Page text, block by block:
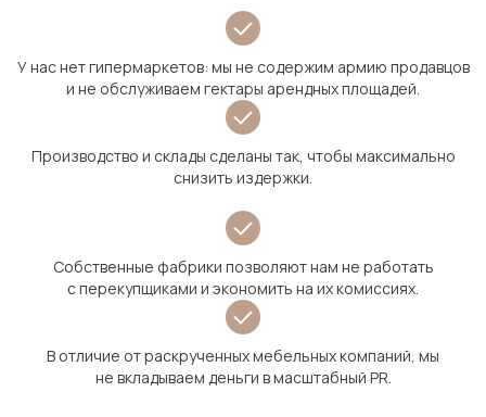
У нас нет гипермаркетов: мы не содержим армию продавцов
и не обслуживаем гектары арендных площадей.
Производство и склады сделаны так, чтобы максимально
снизить издержки.
Собственные фабрики позволяют нам не работать
с перекупщиками и экономить на их комиссиях.
В отличие от раскрученных мебельных компаний, мы
не вкладываем деньги в масштабный PR.